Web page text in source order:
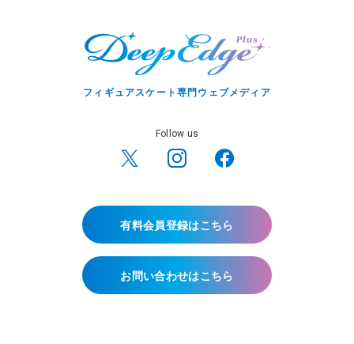
フィギュアスケート専門ウェブメディア
Follow us
有料会員登録はこちら
お問い合わせはこちら